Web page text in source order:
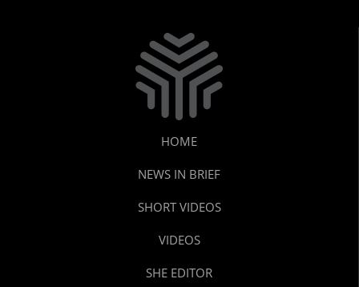
HOME
NEWS IN BRIEF
SHORT VIDEOS
VIDEOS
SHE EDITOR